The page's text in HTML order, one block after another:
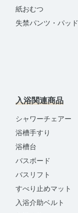
紙おむつ
失禁パンツ・パッド
入浴関連商品
シャワーチェアー
浴槽手すり
浴槽台
バスボード
バスリフト
すべり止めマット
入浴介助ベルト